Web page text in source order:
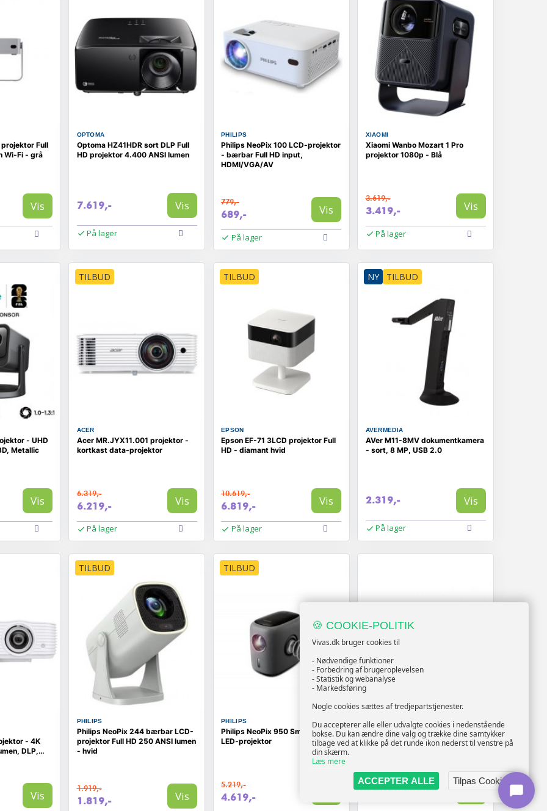
Full
Wi‑Fi - grå
Vis
OPTOMA
Optoma HZ41HDR sort DLP Full
HD projektor 4.400 ANSI lumen
7.619,- Vis
På lager
PHILIPS
Philips NeoPix 100 LCD-projektor
- bærbar Full HD input,
HDMI/VGA/AV
779,-
689,- Vis
På lager
XIAOMI
Xiaomi Wanbo Mozart 1 Pro
projektor 1080p - Blå
3.619,-
3.419,- Vis
På lager
- UHD
Metallic
Vis
TILBUD
ACER
Acer MR.JYX11.001 projektor -
kortkast data‑projektor
6.319,-
6.219,- Vis
På lager
TILBUD
EPSON
Epson EF-71 3LCD projektor Full
HD - diamant hvid
10.619,-
6.819,- Vis
På lager
NY TILBUD
AVERMEDIA
AVer M11-8MV dokumentkamera
- sort, 8 MP, USB 2.0
2.319,- Vis
På lager
- 4K
DLP,
Vis
TILBUD
PHILIPS
Philips NeoPix 244 bærbar LCD-
projektor Full HD 250 ANSI lumen
- hvid
1.919,-
1.819,- Vis
TILBUD
PHILIPS
Philips NeoPix 950 Smart 2 x
LED-projektor
5.219,-
4.619,-
BENQ
BenQ TK710 4K laserprojektor
13.019,- Vis
🍪 COOKIE-POLITIK
Vivas.dk bruger cookies til
- Nødvendige funktioner
- Forbedring af brugeroplevelsen
- Statistik og webanalyse
- Markedsføring
Nogle cookies sættes af tredjepartstjenester.
Du accepterer alle eller udvalgte cookies i nedenstående
bokse. Du kan ændre dine valg og trække dine samtykker
tilbage ved at klikke på det runde ikon nederst til venstre på
din skærm.
Læs mere
ACCEPTER ALLE
Tilpas Cookies